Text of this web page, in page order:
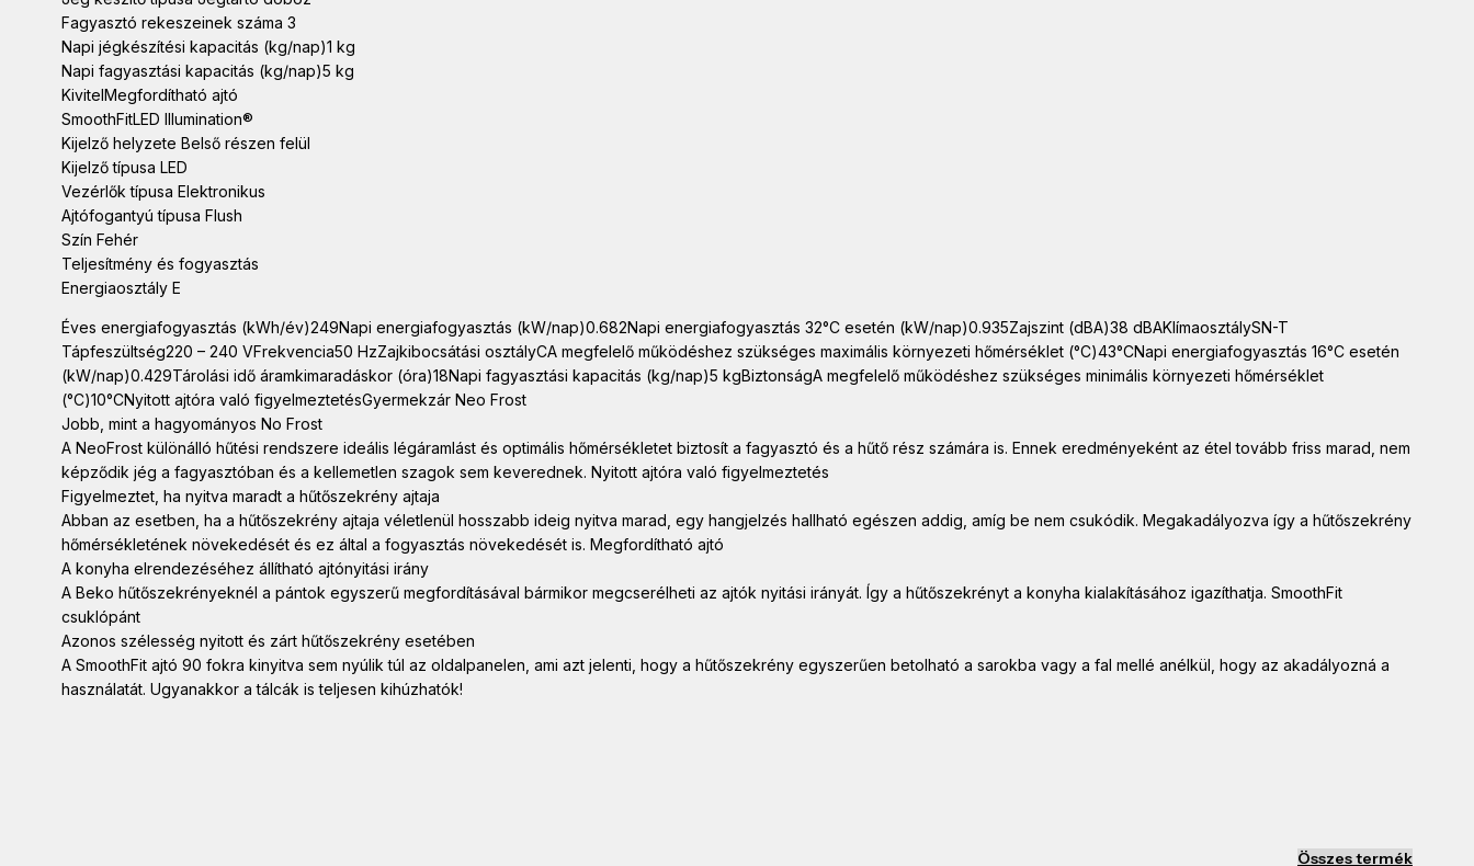
Fagyasztó rekeszeinek száma 3
Napi jégkészítési kapacitás (kg/nap)1 kg
Napi fagyasztási kapacitás (kg/nap)5 kg
KivitelMegfordítható ajtó
SmoothFitLED Illumination®
Kijelző helyzete Belső részen felül
Kijelző típusa LED
Vezérlők típusa Elektronikus
Ajtófogantyú típusa Flush
Szín Fehér
Teljesítmény és fogyasztás
Energiaosztály E
Éves energiafogyasztás (kWh/év)249Napi energiafogyasztás (kW/nap)0.682Napi energiafogyasztás 32°C esetén (kW/nap)0.935Zajszint (dBA)38 dBAKlímaosztálySN-T
Tápfeszültség220 – 240 VFrekvencia50 HzZajkibocsátási osztályCA megfelelő működéshez szükséges maximális környezeti hőmérséklet (°C)43°CNapi energiafogyasztás 16°C esetén
(kW/nap)0.429Tárolási idő áramkimaradáskor (óra)18Napi fagyasztási kapacitás (kg/nap)5 kgBiztonságA megfelelő működéshez szükséges minimális környezeti hőmérséklet
(°C)10°CNyitott ajtóra való figyelmeztetésGyermekzár Neo Frost
Jobb, mint a hagyományos No Frost
A NeoFrost különálló hűtési rendszere ideális légáramlást és optimális hőmérsékletet biztosít a fagyasztó és a hűtő rész számára is. Ennek eredményeként az étel tovább friss marad, nem
képződik jég a fagyasztóban és a kellemetlen szagok sem keverednek. Nyitott ajtóra való figyelmeztetés
Figyelmeztet, ha nyitva maradt a hűtőszekrény ajtaja
Abban az esetben, ha a hűtőszekrény ajtaja véletlenül hosszabb ideig nyitva marad, egy hangjelzés hallható egészen addig, amíg be nem csukódik. Megakadályozva így a hűtőszekrény
hőmérsékletének növekedését és ez által a fogyasztás növekedését is. Megfordítható ajtó
A konyha elrendezéséhez állítható ajtónyitási irány
A Beko hűtőszekrényeknél a pántok egyszerű megfordításával bármikor megcserélheti az ajtók nyitási irányát. Így a hűtőszekrényt a konyha kialakításához igazíthatja. SmoothFit
csuklópánt
Azonos szélesség nyitott és zárt hűtőszekrény esetében
A SmoothFit ajtó 90 fokra kinyitva sem nyúlik túl az oldalpanelen, ami azt jelenti, hogy a hűtőszekrény egyszerűen betolható a sarokba vagy a fal mellé anélkül, hogy az akadályozná a
használatát. Ugyanakkor a tálcák is teljesen kihúzhatók!
Összes termék